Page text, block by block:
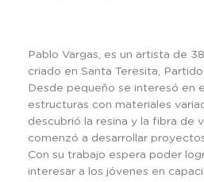
Pablo Vargas, es un artista de
criado en Santa Teresita,
Desde pequeño se interesó en
estructuras con materiales
descubrió la resina y la fibra de
comenzó a desarrollar
Con su trabajo espera poder
interesar a los jóvenes en